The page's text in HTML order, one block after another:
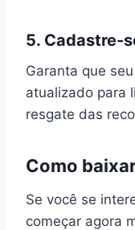
5. Cadastre-
Garanta que
atualizado para
resgate das
Como
Se você se
começar agora